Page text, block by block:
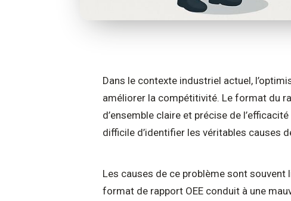
Dans le contexte industriel actuel,
améliorer la compétitivité. Le format du
d’ensemble claire et précise de
difficile d’identifier les véritables causes
Les causes de ce problème sont
format de rapport OEE conduit à une